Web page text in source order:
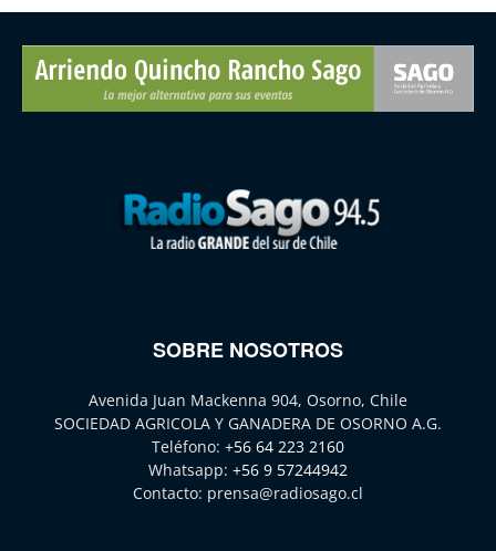
SOBRE NOSOTROS
Avenida Juan Mackenna 904, Osorno, Chile
SOCIEDAD AGRICOLA Y GANADERA DE OSORNO A.G.
Teléfono: +56 64 223 2160
Whatsapp: +56 9 57244942
Contacto: prensa@radiosago.cl